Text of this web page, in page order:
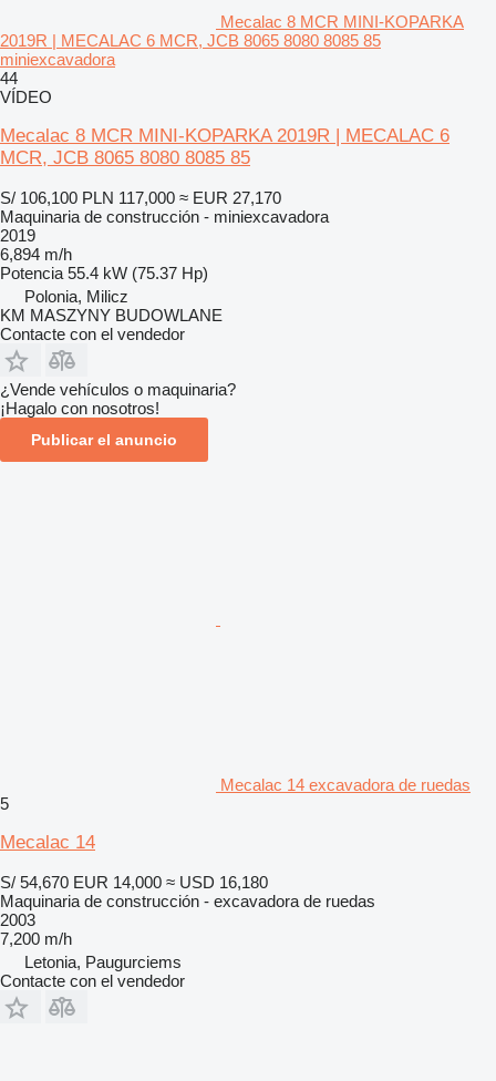
Mecalac 8 MCR MINI-KOPARKA
2019R | MECALAC 6 MCR, JCB 8065 8080 8085 85
miniexcavadora
44
VÍDEO
Mecalac 8 MCR MINI-KOPARKA 2019R | MECALAC 6
MCR, JCB 8065 8080 8085 85
S/ 106,100 PLN 117,000 ≈ EUR 27,170
Maquinaria de construcción - miniexcavadora
2019
6,894 m/h
Potencia 55.4 kW (75.37 Hp)
Polonia, Milicz
KM MASZYNY BUDOWLANE
Contacte con el vendedor
¿Vende vehículos o maquinaria?
¡Hagalo con nosotros!
Publicar el anuncio
Mecalac 14 excavadora de ruedas
5
Mecalac 14
S/ 54,670 EUR 14,000 ≈ USD 16,180
Maquinaria de construcción - excavadora de ruedas
2003
7,200 m/h
Letonia, Paugurciems
Contacte con el vendedor